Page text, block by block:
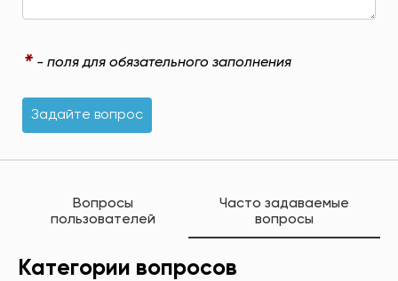
* - поля для обязательного заполнения
Задайте вопрос
Вопросы
пользователей
Часто задаваемые
вопросы
Категории вопросов